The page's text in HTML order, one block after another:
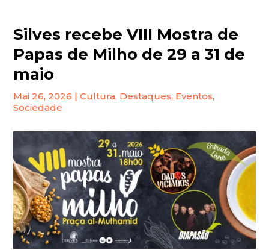
Silves recebe VIII Mostra de
Papas de Milho de 29 a 31 de
maio
Mai 26, 2026 |Cultura, Destaques, Eventos,
Sociedade